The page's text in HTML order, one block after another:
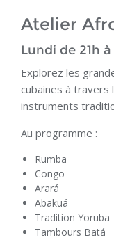
Atelier
Lundi de 21h
Explorez les
cubaines à travers
instruments
Au programme :
Rumba
Congo
Arará
Abakuá
Tradition Yoruba
Tambours Batá